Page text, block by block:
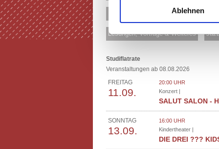
Ablehnen
Comedy & Kabarett
Lesungen, Vorträge & Weiteres
Studiflatrate
Veranstaltungen ab 08.08.2026
FREITAG
11.09.
20:00 UHR
Konzert |
SALUT SALON -
SONNTAG
13.09.
16:00 UHR
Kindertheater |
DIE DREI ???